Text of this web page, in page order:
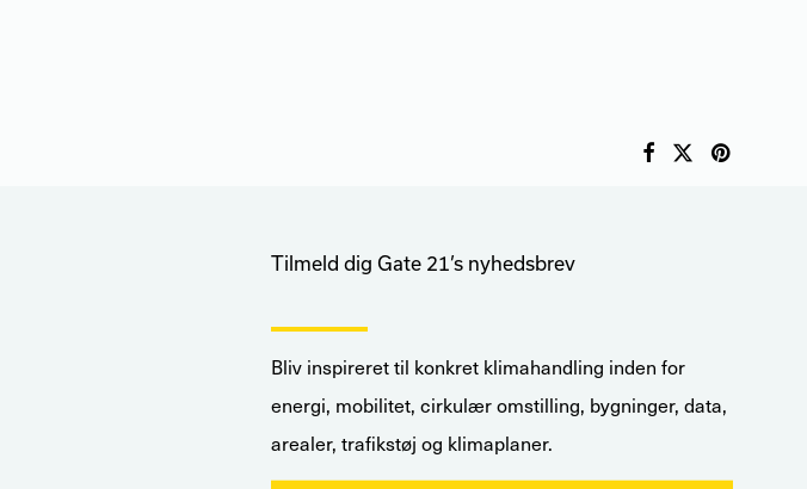
Tilmeld dig Gate 21’s nyhedsbrev
Bliv inspireret til konkret klimahandling inden for
energi, mobilitet, cirkulær omstilling, bygninger, data,
arealer, trafikstøj og klimaplaner.